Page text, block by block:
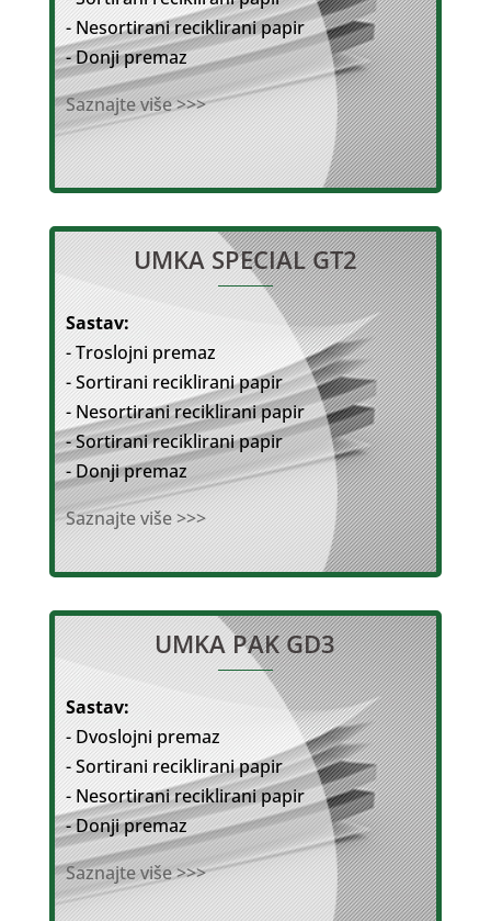
- Nesortirani reciklirani papir
- Donji premaz
Saznajte više >>>
UMKA SPECIAL GT2
Sastav:
- Troslojni premaz
- Sortirani reciklirani papir
- Nesortirani reciklirani papir
- Sortirani reciklirani papir
- Donji premaz
Saznajte više >>>
UMKA PAK GD3
Sastav:
- Dvoslojni premaz
- Sortirani reciklirani papir
- Nesortirani reciklirani papir
- Donji premaz
Saznajte više >>>